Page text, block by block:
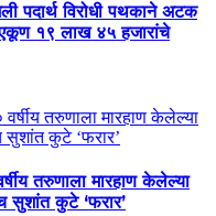
पदार्थ विरोधी पथकाने अटक
१९ लाख ४५ हजारांचे
तरुणाला मारहाण केलेल्या
सुशांत कुटे ‘फरार’